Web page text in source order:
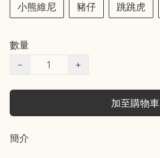
小熊維尼
豬仔 跳跳虎
數量
−
+
加至購物車
簡介